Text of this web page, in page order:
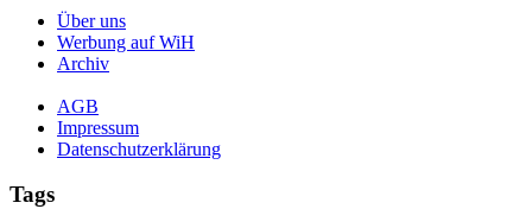
Über uns
Werbung auf WiH
Archiv
AGB
Impressum
Datenschutzerklärung
Tags